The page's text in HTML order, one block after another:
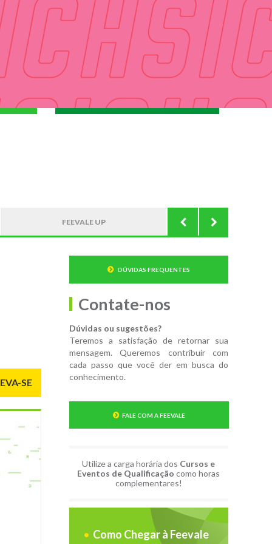
FEEVALE UP
SE
DÚVIDAS FREQUENTES
Contate-nos
Dúvidas ou sugestões?
Teremos a satisfação de retornar sua
mensagem. Queremos contribuir com
cada passo que você der em busca do
conhecimento.
FALE COM A FEEVALE
Utilize a carga horária dos Cursos e
Eventos de Qualificação como horas
complementares!
Como Chegar à Feevale